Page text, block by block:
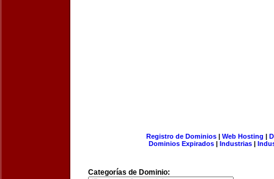
Registro de Dominios| Web Hosting |
Dominios Expirados | Industrias |
Categorías de Dominio: